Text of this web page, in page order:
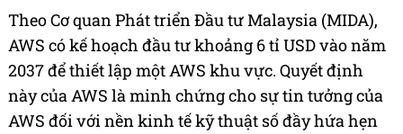
Theo Cơ quan Phát triển Đầu tư Malaysia (MIDA),
AWS có kế hoạch đầu tư khoảng 6 tỉ USD vào năm
2037 để thiết lập một AWS khu vực. Quyết định
này của AWS là minh chứng cho sự tin tưởng của
AWS đối với nền kinh tế kỹ thuật số đầy hứa hẹn